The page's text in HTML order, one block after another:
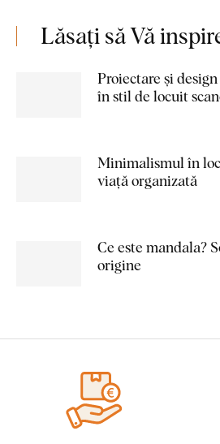
Lăsați să Vă
Proiectare și
în stil de locuit
Minimalismul în
viață organizată
Ce este mandala?
origine